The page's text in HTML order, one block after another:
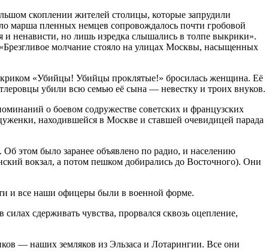
скоплении жителей столицы, которые запрудили
марша пленных немцев сопровождалось почти гробовой
но лишь изредка слышались в толпе выкрики».
молчание стояло на улицах Москвы, насыщенных
криком «Убийцы! Убийцы проклятые!» бросилась женщина. Её
убили всю семью её сына — невестку и троих внуков.
о боевом содружестве советских и французских
находившейся в Москве и ставшей очевидицей парада
этом было заранее объявлено по радио, и населению
вокзал, а потом пешком добирались до Восточного). Они
и все наши офицеры были в военной форме.
сдерживать чувства, прорвался сквозь оцепление,
— наших земляков из Эльзаса и Лотарингии. Все они